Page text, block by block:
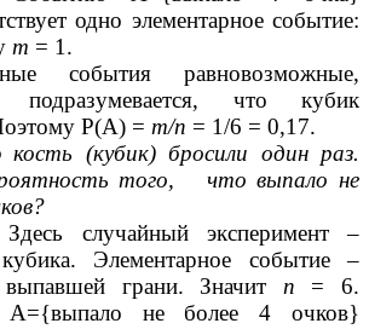
одно элементарное событие:
т = 1.
события равновозможные,
подразумевается, что кубик
Р(А) = т/п = 1/6 = 0,17.
кость (кубик) бросили один раз.
того, что выпало не
Здесь случайный эксперимент –
Элементарное событие –
грани. Значит п = 6.
не более 4 очков}